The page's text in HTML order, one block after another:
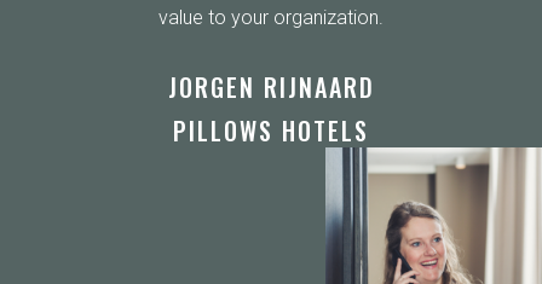
{
STRAIGHT TO FIFTH
GEAR
Diane stepped into the organization and goes